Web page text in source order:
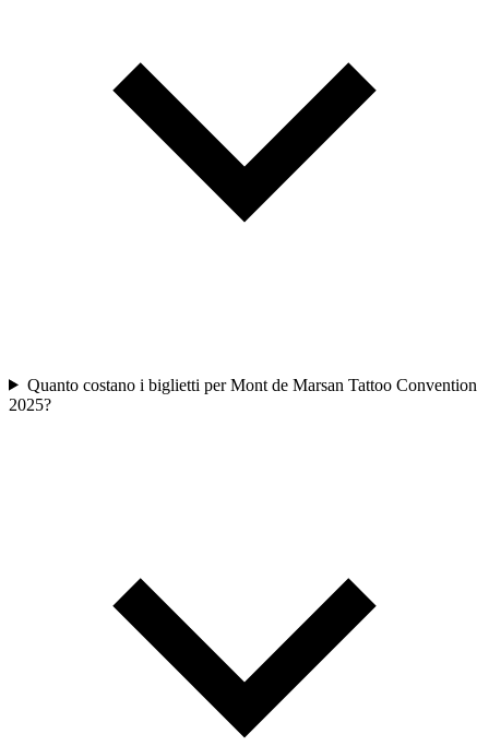
Quanto costano i biglietti per Mont de Marsan Tattoo Convention
2025?